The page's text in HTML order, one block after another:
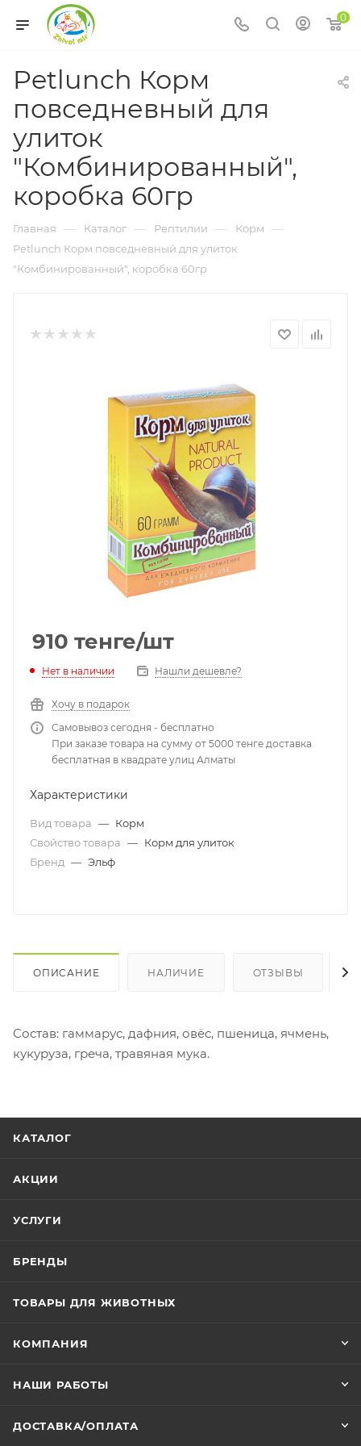
0
Petlunch Корм
повседневный для
улиток
"Комбинированный",
коробка 60гр
Главная — Каталог — Рептилии — Корм —
Petlunch Корм повседневный для улиток
"Комбинированный", коробка 60гр
910 тенге/шт
Нет в наличии Нашли дешевле?
Хочу в подарок
Самовывоз сегодня - бесплатно
При заказе товара на сумму от 5000 тенге доставка
бесплатная в квадрате улиц Алматы
Характеристики
Вид товара — Корм
Свойство товара — Корм для улиток
Бренд — Эльф
ОПИСАНИЕ НАЛИЧИЕ ОТЗЫВЫ
Состав: гаммарус, дафния, овёс, пшеница, ячмень,
кукуруза, греча, травяная мука.
КАТАЛОГ
АКЦИИ
УСЛУГИ
БРЕНДЫ
ТОВАРЫ ДЛЯ ЖИВОТНЫХ
КОМПАНИЯ
НАШИ РАБОТЫ
ДОСТАВКА/ОПЛАТА